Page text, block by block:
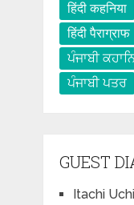
हिंदी कहनिया
हिंदी पैराग्राफ
ਪੰਜਾਬੀ
ਪੰਜਾਬੀ ਪਤਰ
GUEST
Itachi